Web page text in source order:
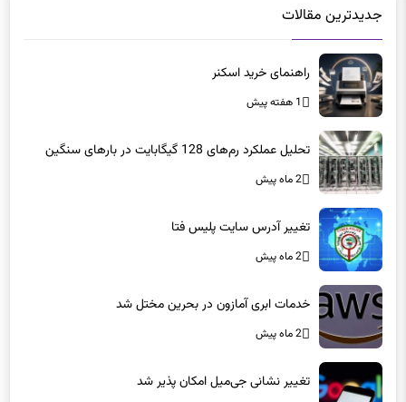
جدیدترین مقالات
راهنمای خرید اسکنر
1 هفته پیش
تحلیل عملکرد رم‌های 128 گیگابایت در بارهای سنگین
2 ماه پیش
تغییر آدرس سایت پلیس فتا
2 ماه پیش
خدمات ابری آمازون در بحرین مختل شد
2 ماه پیش
تغییر نشانی جی‌میل امکان پذیر شد